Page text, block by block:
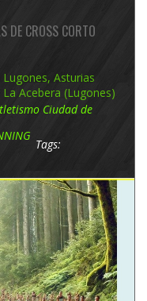
DE CROSS CORTO
Asturias
Acebera (Lugones)
Ciudad de
Tags: